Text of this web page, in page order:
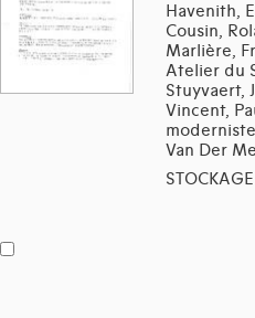
Havenith,
Cousin,
Marlière,
Atelier du
Stuyvaert,
Vincent,
Van Der